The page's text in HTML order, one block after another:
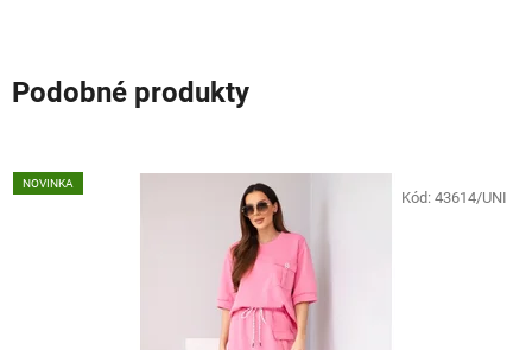
Podobné produkty
NOVINKA
Kód: 43614/UNI